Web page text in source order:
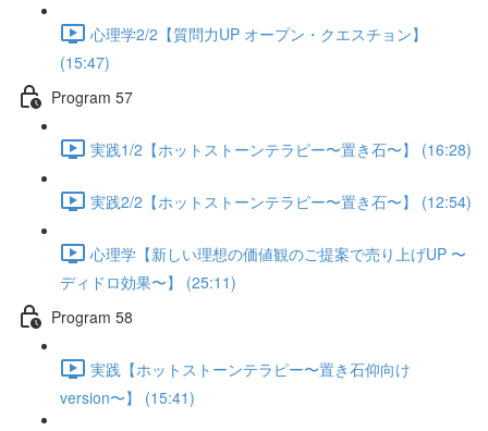
心理学2/2【質問力UP オープン・クエスチョン】
(15:47)
Program 57
実践1/2【ホットストーンテラピー〜置き石〜】 (16:28)
実践2/2【ホットストーンテラピー〜置き石〜】 (12:54)
心理学【新しい理想の価値観のご提案で売り上げUP 〜
ディドロ効果〜】 (25:11)
Program 58
実践【ホットストーンテラピー〜置き石仰向け
version〜】 (15:41)